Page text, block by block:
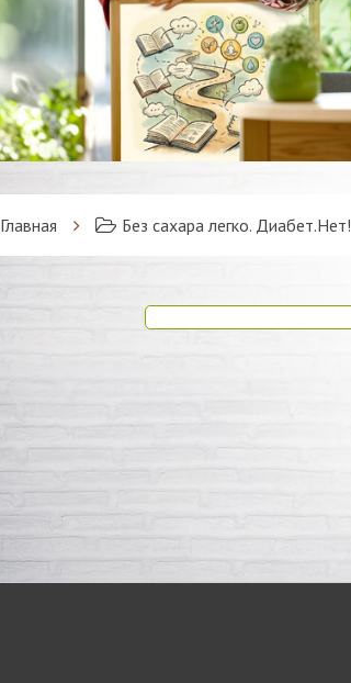
Главная Без сахара легко. Диабет.Нет!